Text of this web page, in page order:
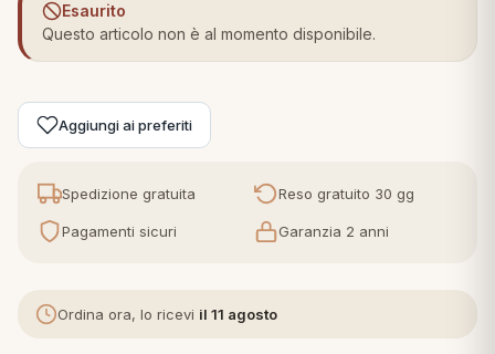
letto
in piuma d'oca
Esaurito
Questo articolo non è al momento disponibile.
Aggiungi ai preferiti
Spedizione gratuita Reso gratuito 30 gg
Pagamenti sicuri Garanzia 2 anni
Ordina ora, lo ricevi il 11 agosto